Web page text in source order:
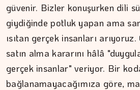
güvenir. Bizler konuşurken dili
giydiğinde potluk yapan ama
ısıtan gerçek insanları
satın alma kararını hâlâ
gerçek insanlar" veriyor. Bir
bağlanamayacağımıza göre,